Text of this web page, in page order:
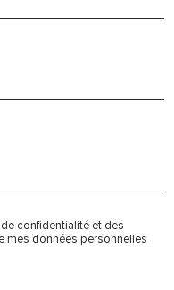
confidentialité et des
mes données personnelles